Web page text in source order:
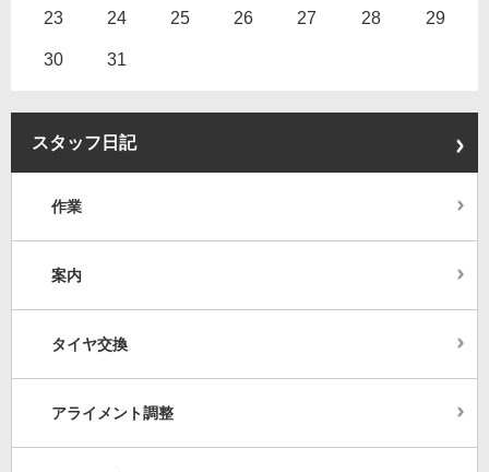
23 24 25 26 27 28 29
30 31
スタッフ日記
作業
案内
タイヤ交換
アライメント調整